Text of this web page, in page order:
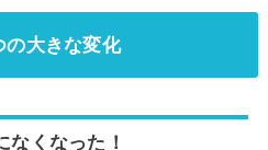
の大きな変化
なくなった！